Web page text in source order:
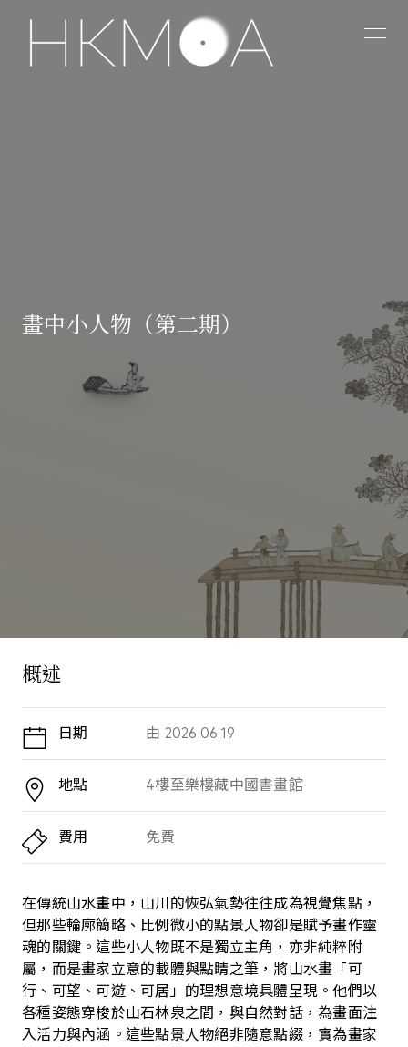
畫中小人物（第二期）
概述
日期 由 2026.06.19
地點 4樓至樂樓藏中國書畫館
費用 免費
在傳統山水畫中，山川的恢弘氣勢往往成為視覺焦點，
但那些輪廓簡略、比例微小的點景人物卻是賦予畫作靈
魂的關鍵。這些小人物既不是獨立主角，亦非純粹附
屬，而是畫家立意的載體與點睛之筆，將山水畫「可
行、可望、可遊、可居」的理想意境具體呈現。他們以
各種姿態穿梭於山石林泉之間，與自然對話，為畫面注
入活力與內涵。這些點景人物絕非隨意點綴，實為畫家